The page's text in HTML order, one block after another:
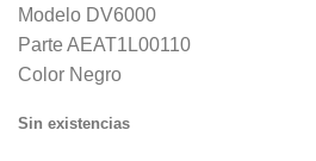
Modelo DV6000
Parte AEAT1L00110
Color Negro
Sin existencias